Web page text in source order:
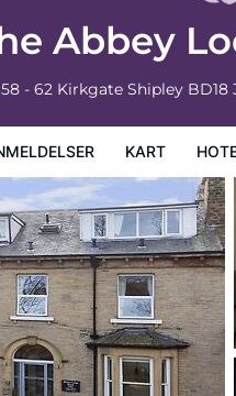
Abbey
58 - 62 Kirkgate Shipley BD18
KART